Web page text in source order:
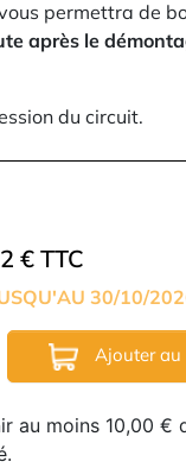
permettra de
après le
du circuit.
€ TTC
30/10/
Ajouter au
au moins 10,00